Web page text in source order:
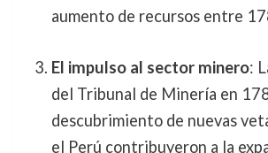
aumento de recursos entre
El impulso al sector minero:
del Tribunal de Minería en
descubrimiento de nuevas
el Perú contribuyeron a la